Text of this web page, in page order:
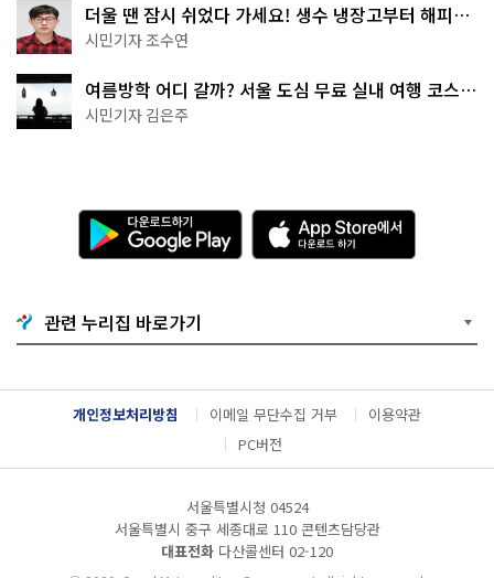
더울 땐 잠시 쉬었다 가세요! 생수 냉장고부터 해피소
·무더위쉼터까지
시민기자 조수연
여름방학 어디 갈까? 서울 도심 무료 실내 여행 코스
추천
시민기자 김은주
다
운
로
기
G
o
g
l
e
l
A
p
p
e
서
다
운
드
관련 누리집 바로가기
개인정보처리방침 이메일 무단수집 거부
이용약관
PC버전
서울특별시청 04524
서울특별시 중구 세종대로 110 콘텐츠담당관
대표전화 다산콜센터 02-120